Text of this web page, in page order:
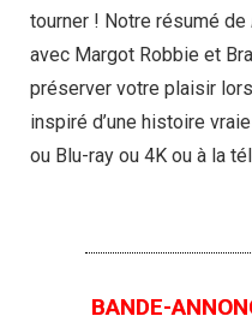
tourner ! Notre résumé de
avec Margot Robbie et
préserver votre plaisir
inspiré d’une histoire
ou Blu-ray ou 4K ou à la
BANDE-